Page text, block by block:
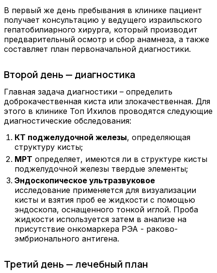
В первый же день пребывания в клинике пациент
получает консультацию у ведущего израильского
гепатобилиарного хирурга, который производит
предварительный осмотр и сбор анамнеза, а также
составляет план первоначальной диагностики.
Второй день — диагностика
Главная задача диагностики – определить
доброкачественная киста или злокачественная. Для
этого в клинике Топ Ихилов проводятся следующие
диагностические обследования:
КТ поджелудочной железы, определяющая
структуру кисты;
МРТ определяет, имеются ли в структуре кисты
поджелудочной железы твердые элементы;
Эндоскопическое ультразвуковое
исследование применяется для визуализации
кисты и взятия проб ее жидкости с помощью
эндоскопа, оснащенного тонкой иглой. Проба
жидкости используется затем в анализе на
присутствие онкомаркера РЭА - раково-
эмбрионального антигена.
Третий день — лечебный план